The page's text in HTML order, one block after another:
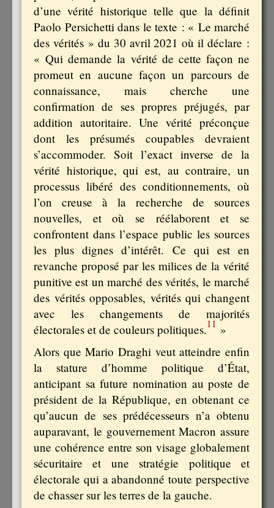
d’une vérité historique telle que la définit
Paolo Persichetti dans le texte : « Le marché
des vérités » du 30 avril 2021 où il déclare :
« Qui demande la vérité de cette façon ne
promeut en aucune façon un parcours de
connaissance, mais cherche une
confirmation de ses propres préjugés, par
addition autoritaire. Une vérité préconçue
dont les présumés coupables devraient
s’accommoder. Soit l’exact inverse de la
vérité historique, qui est, au contraire, un
processus libéré des conditionnements, où
l’on creuse à la recherche de sources
nouvelles, et où se réélaborent et se
confrontent dans l’espace public les sources
les plus dignes d’intérêt. Ce qui est en
revanche proposé par les milices de la vérité
punitive est un marché des vérités, le marché
des vérités opposables, vérités qui changent
avec les changements de majorités
électorales et de couleurs politiques.11 »
Alors que Mario Draghi veut atteindre enfin
la stature d’homme politique d’État,
anticipant sa future nomination au poste de
président de la République, en obtenant ce
qu’aucun de ses prédécesseurs n’a obtenu
auparavant, le gouvernement Macron assure
une cohérence entre son visage globalement
sécuritaire et une stratégie politique et
électorale qui a abandonné toute perspective
de chasser sur les terres de la gauche.